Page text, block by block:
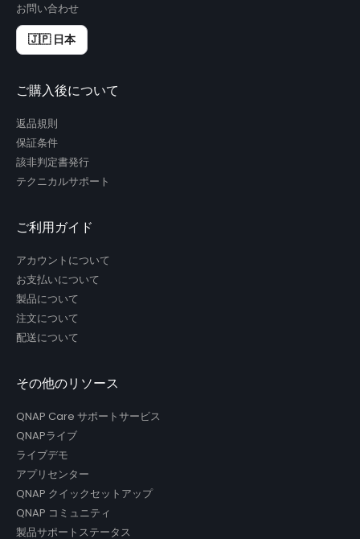
お問い合わせ
🇯🇵 日本
ご購入後について
返品規則
保証条件
該非判定書発行
テクニカルサポート
ご利用ガイド
アカウントについて
お支払いについて
製品について
注文について
配送について
その他のリソース
QNAP Care サポートサービス
QNAPライブ
ライブデモ
アプリセンター
QNAP クイックセットアップ
QNAP コミュニティ
製品サポートステータス